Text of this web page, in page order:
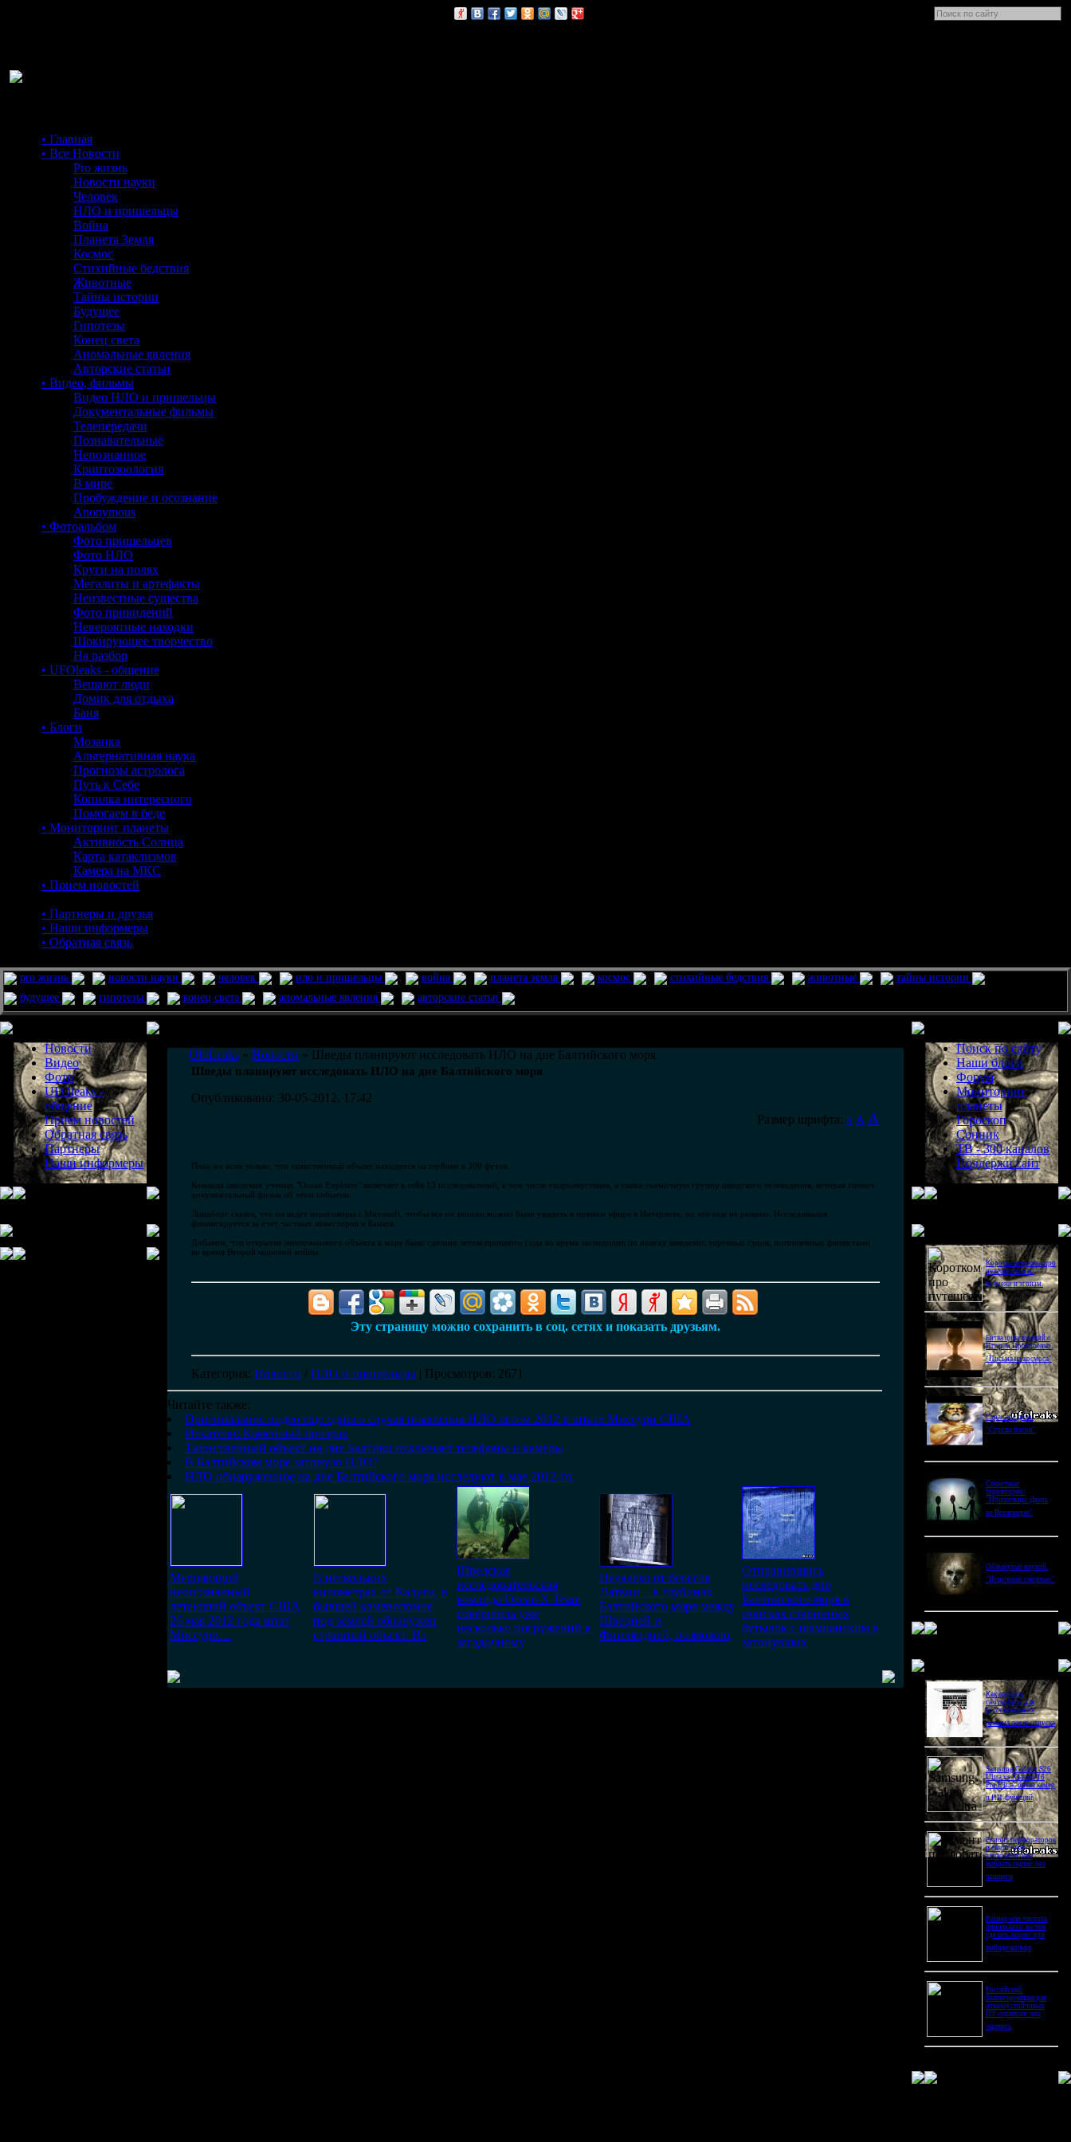
• Главная
• Все Новости
Pro жизнь
Новости науки
Человек
НЛО и пришельцы
Война
Планета Земля
Космос
Стихийные бедствия
Животные
Тайны истории
Будущее
Гипотезы
Конец света
Аномальные явления
Авторские статьи
• Видео, фильмы
Видео НЛО и пришельцы
Документальные фильмы
Телепередачи
Познавательные
Непознанное
Криптозоология
В мире
Пробуждение и осознание
Anonymous
• Фотоальбом
Фото пришельцев
Фото НЛО
Круги на полях
Мегалиты и артефакты
Неизвестные существа
Фото привидений
Невероятные находки
Шокирующее творчество
На разбор
• UFOleaks - общение
Вещают люди
Домик для отдыха
Баня
• Блоги
Мозаика
Альтернативная наука
Прогнозы астролога
Путь к Себе
Копилка интересного
Помогаем в беде
• Мониторинг планеты
Активность Солнца
Карта катаклизмов
Камера на МКС
• Прием новостей
• Партнеры и друзья
• Наши информеры
• Обратная связь
pro жизнь новости науки человек нло и пришельцы война планета земля космос стихийные бедствия животные
тайны истории
будущее
гипотезы конец света аномальные явления авторские статьи
Новости
Видео
Фото
UFOleaks -
общение
Прием новостей
Обратная связь
Партнеры
Наши информеры
UfoLeaks » Новости » Шведы планируют исследовать НЛО на дне Балтийского моря
Шведы планируют исследовать НЛО на дне Балтийского моря
Опубликовано: 30-05-2012, 17:42
Размер шрифта: A A A
Пока же ясно только, что таинственный объект находится на глубине в 300 футов.
Команда шведских ученых "Ocean Explorer" включает в себя 13 исследователей, в том числе гидроакустиков, а также съемочную группу шведского телевидения, которая снимет
документальный фильм об этом событии.
Линдберг сказал, что он ведет переговоры с Microsoft, чтобы все их поиски можно было увидеть в прямом эфире в Интернете, но это еще не решено. Исследования
финансируется за счет частных инвесторов и банков.
Добавим, что открытие неопознанного объекта в море было сделано летом прошлого года во время экспедиции по поиску шведских торговых судов, потопленных фашистами
во время Второй мировой войны.
Эту страницу можно сохранить в соц. сетях и показать друзьям.
Категория: Новости / НЛО и пришельцы | Просмотров: 2671
Читайте также:
Оригинальное видео еще одного случая появления НЛО летом 2012 в штате Миссури США
Искатели: Каменный призрак
Таинственный объект на дне Балтики отключает телефоны и камеры
В Балтийском море затонуло НЛО?
НЛО обнаруженное на дне Балтийского моря исследуют в мае 2012-го.
Мерцающий
неопознанный
летающий объект США
26 мая 2012 года штат
Миссури....
В нескольких
километрах от Калуги, в
бывшей каменоломне
под землей обнаружен
странный объект. Из
Шведская
исследовательская
команда Ocean X Team
совершила уже
несколько погружений к
загадочному
Недалеко от берегов
Латвии – в глубинах
Балтийского моря между
Швецией и
Финляндией, возможно,
Отправившись
исследовать дно
Балтийского моря в
поисках старинных
бутылок с шампанским в
затонувших
Поиск по сайту
Наши блоги
Форум
Мониторинг
планеты
Гороскоп
Сонник
ТВ - 300 каналов
Поддержи сайт
Короткометражка про
путешествия во
времени и эгоизм.
Битва цивилизаций с
Игорем Прокопенко.
"Письма из космоса"
Странное дело.
"Стрелы богов"
Секретные
территории.
"Пришельцы. Дверь
во Вселенную"
Обманутые наукой.
"Исцеление смертью"
Как выбрать
снотворное для
восстановления
режима после отпуска
Samsung Galaxy S26
Ultra vs Xiaomi 16
Pro Ultra: битва камер
и ИИ-функций
Ремонт перфораторов
и сварочных
аппаратов: как
выбрать сервис без
лишнего
Размер или чистота
бриллианта: на чем
сделать акцент при
выборе кольца
Российский
балансировщик для
отказоустойчивых
ИТ-сервисов: как
оценить